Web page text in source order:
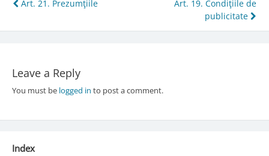
Post
navigation
Art. 21. Prezumţiile
Art. 19. Condiţiile de
publicitate
Leave a Reply
You must be logged in to post a comment.
Index